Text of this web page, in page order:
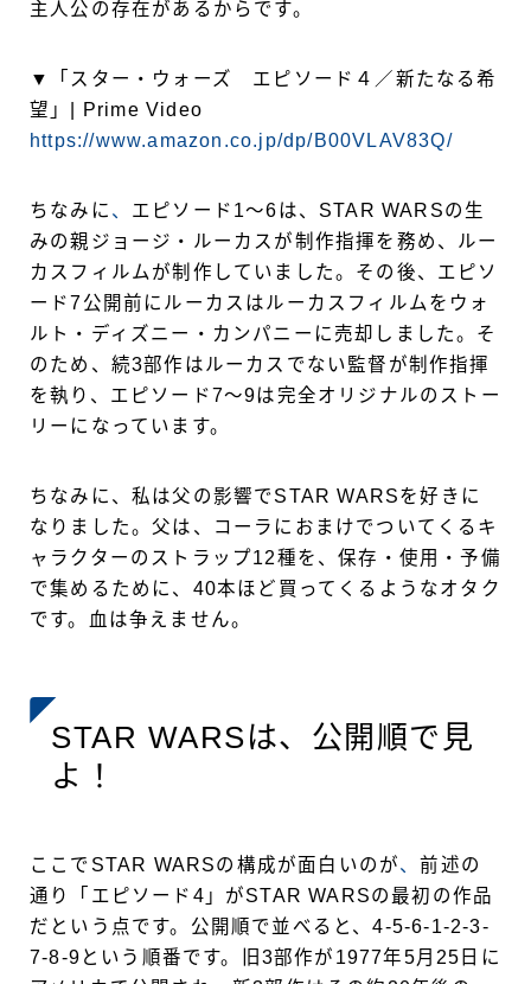
主人公の存在があるからです。
▼「スター・ウォーズ エピソード４／新たなる希
望」| Prime Video
https://www.amazon.co.jp/dp/B00VLAV83Q/
ちなみに 、 エピソード1〜6は、STAR WARSの生
みの親ジョージ・ルーカスが制作指揮を務め、ルー
カスフィルムが制作していました。その後、エピソ
ード7公開前にルーカスはルーカスフィルムをウォ
ルト・ディズニー・カンパニーに売却しました。そ
のため、続3部作はルーカスでない監督が制作指揮
を執り、エピソード7〜9は完全オリジナルのストー
リーになっています。
ちなみに、私は父の影響でSTAR WARSを好きに
なりました。父は、コーラにおまけでついてくるキ
ャラクターのストラップ12種を、保存・使用・予備
で集めるために、40本ほど買ってくるようなオタク
です。血は争えません。
STAR WARSは、公開順で見
よ！
ここでSTAR WARSの構成が面白いのが、前述の
通り「エピソード4」がSTAR WARSの最初の作品
だという点です。公開順で並べると、4-5-6-1-2-3-
7-8-9という順番です。旧3部作が1977年5月25日に